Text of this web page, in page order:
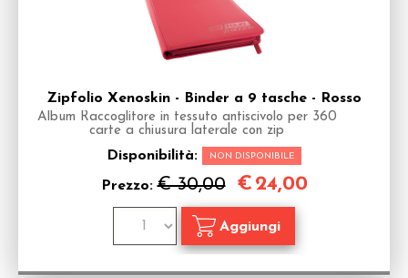
Zipfolio Xenoskin - Binder a 9 tasche - Rosso
Album Raccoglitore in tessuto antiscivolo per 360
carte a chiusura laterale con zip
Disponibilità: NON DISPONIBILE
Prezzo:€ 30,00 € 24,00